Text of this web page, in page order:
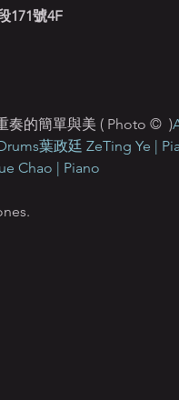
171號4F
奏的簡單與美 ( Photo © )
葉政廷 ZeTing Ye |
Chao | Piano